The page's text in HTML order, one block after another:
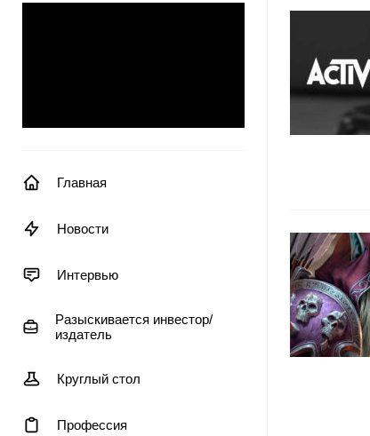
Главная
Новости
Интервью
Разыскивается инвестор/
издатель
Круглый стол
Профессия